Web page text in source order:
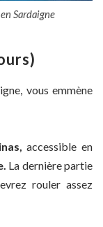
Sardaigne
vous emmène
accessible en
La dernière partie
rouler assez